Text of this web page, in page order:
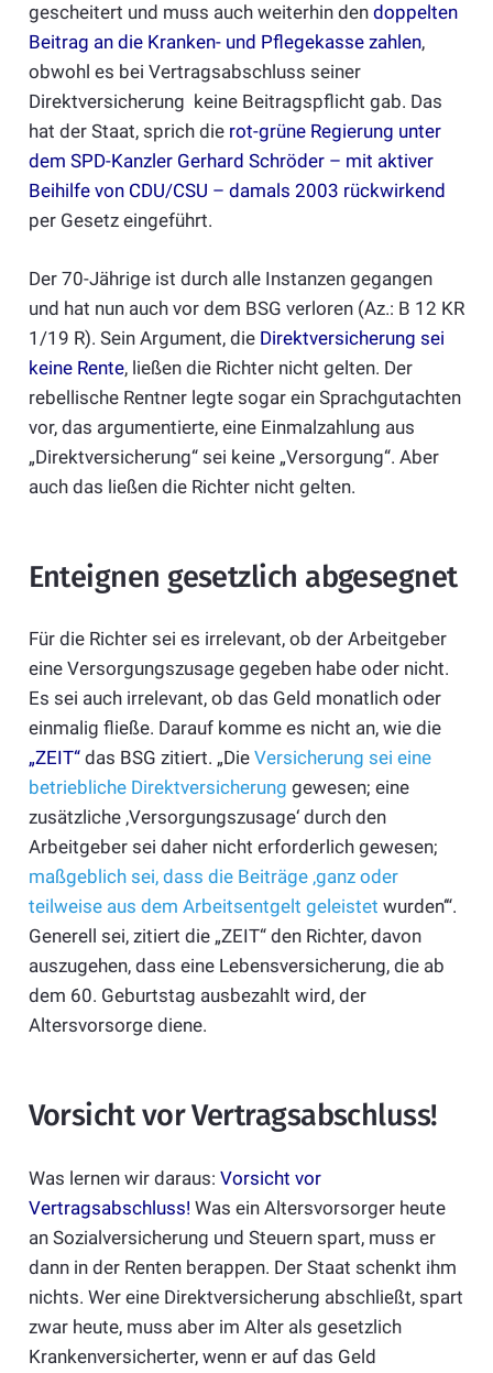
gescheitert und muss auch weiterhin den doppelten
Beitrag an die Kranken- und Pflegekasse zahlen,
obwohl es bei Vertragsabschluss seiner
Direktversicherung keine Beitragspflicht gab. Das
hat der Staat, sprich die rot-grüne Regierung unter
dem SPD-Kanzler Gerhard Schröder – mit aktiver
Beihilfe von CDU/CSU – damals 2003 rückwirkend
per Gesetz eingeführt.
Der 70-Jährige ist durch alle Instanzen gegangen
und hat nun auch vor dem BSG verloren (Az.: B 12 KR
1/19 R). Sein Argument, die Direktversicherung sei
keine Rente, ließen die Richter nicht gelten. Der
rebellische Rentner legte sogar ein Sprachgutachten
vor, das argumentierte, eine Einmalzahlung aus
„Direktversicherung“ sei keine „Versorgung“. Aber
auch das ließen die Richter nicht gelten.
Enteignen gesetzlich abgesegnet
Für die Richter sei es irrelevant, ob der Arbeitgeber
eine Versorgungszusage gegeben habe oder nicht.
Es sei auch irrelevant, ob das Geld monatlich oder
einmalig fließe. Darauf komme es nicht an, wie die
„ZEIT“das BSG zitiert. „Die Versicherung sei eine
betriebliche Direktversicherung gewesen; eine
zusätzliche ‚Versorgungszusage‘ durch den
Arbeitgeber sei daher nicht erforderlich gewesen;
maßgeblich sei, dass die Beiträge ‚ganz oder
teilweise aus dem Arbeitsentgelt geleistet wurden‘“.
Generell sei, zitiert die „ZEIT“ den Richter, davon
auszugehen, dass eine Lebensversicherung, die ab
dem 60. Geburtstag ausbezahlt wird, der
Altersvorsorge diene.
Vorsicht vor Vertragsabschluss!
Was lernen wir daraus: Vorsicht vor
Vertragsabschluss! Was ein Altersvorsorger heute
an Sozialversicherung und Steuern spart, muss er
dann in der Renten berappen. Der Staat schenkt ihm
nichts. Wer eine Direktversicherung abschließt, spart
zwar heute, muss aber im Alter als gesetzlich
Krankenversicherter, wenn er auf das Geld